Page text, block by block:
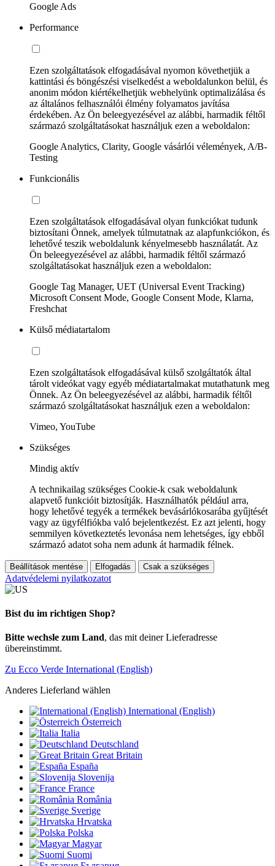
Google Ads
Performance
Ezen szolgáltatások elfogadásával nyomon követhetjük a
kattintási és böngészési viselkedést a weboldalunkon belül, és
anonim módon kiértékelhetjük webhelyünk optimalizálása és
az általános felhasználói élmény folyamatos javítása
érdekében. Az Ön beleegyezésével az alábbi, harmadik féltől
származó szolgáltatásokat használjuk ezen a weboldalon:
Google Analytics, Clarity, Google vásárlói vélemények, A/B-
Testing
Funkcionális
Ezen szolgáltatások elfogadásával olyan funkciókat tudunk
biztosítani Önnek, amelyek túlmutatnak az alapfunkciókon, és
lehetővé teszik weboldalunk kényelmesebb használatát. Az
Ön beleegyezésével az alábbi, harmadik féltől származó
szolgáltatásokat használjuk ezen a weboldalon:
Google Tag Manager, UET (Universal Event Tracking)
Microsoft Consent Mode, Google Consent Mode, Klarna,
Freshchat
Külső médiatartalom
Ezen szolgáltatások elfogadásával külső szolgáltatók által
tárolt videókat vagy egyéb médiatartalmakat mutathatunk meg
Önnek. Az Ön beleegyezésével az alábbi, harmadik féltől
származó szolgáltatásokat használjuk ezen a weboldalon:
Vimeo, YouTube
Szükséges
Mindig aktív
A technikailag szükséges Cookie-k csak weboldalunk
alapvető funkcióit biztosítják. Használhatók például arra,
hogy lehetővé tegyék a termékek bevásárlókosarába gyűjtését
vagy az ügyfélfiókba való bejelentkezést. Ez azt jelenti, hogy
semmilyen következtetés levonása nem lehetséges, így ebből
származó adatot soha nem adunk át harmadik félnek.
Beállítások mentése Elfogadás Csak a szükséges
Adatvédelemi nyilatkozatot
Bist du im richtigen Shop?
Bitte wechsle zum Land, das mit deiner Lieferadresse
übereinstimmt.
Zu Ecco Verde International (English)
Anderes Lieferland wählen
International (English)
Österreich
Italia
Deutschland
Great Britain
España
Slovenija
France
România
Sverige
Hrvatska
Polska
Magyar
Suomi